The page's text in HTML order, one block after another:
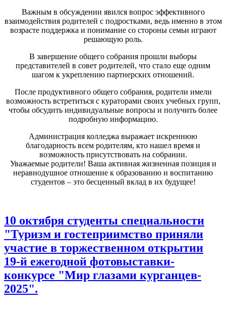
Важным в обсуждении явился вопрос эффективного
взаимодействия родителей с подростками, ведь именно в этом
возрасте поддержка и понимание со стороны семьи играют
решающую роль.
В завершение общего собрания прошли выборы
представителей в совет родителей, что стало еще одним
шагом к укреплению партнерских отношений.
После продуктивного общего собрания, родители имели
возможность встретиться с кураторами своих учебных групп,
чтобы обсудить индивидуальные вопросы и получить более
подробную информацию.
Администрация колледжа выражает искреннюю
благодарность всем родителям, кто нашел время и
возможность присутствовать на собрании.
Уважаемые родители! Ваша активная жизненная позиция и
неравнодушное отношение к образованию и воспитанию
студентов – это бесценный вклад в их будущее!
10 октября студенты специальности
"Туризм и гостеприимство приняли
участие в торжественном открытии
19-й ежегодной фотовыставки-
конкурсе "Мир глазами курганцев-
2025".